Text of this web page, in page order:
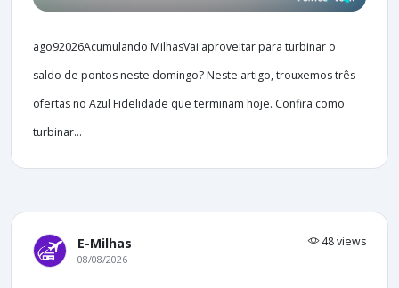
ago92026Acumulando MilhasVai aproveitar para turbinar o
saldo de pontos neste domingo? Neste artigo, trouxemos três
ofertas no Azul Fidelidade que terminam hoje. Confira como
turbinar...
E-Milhas 48 views
08/08/2026